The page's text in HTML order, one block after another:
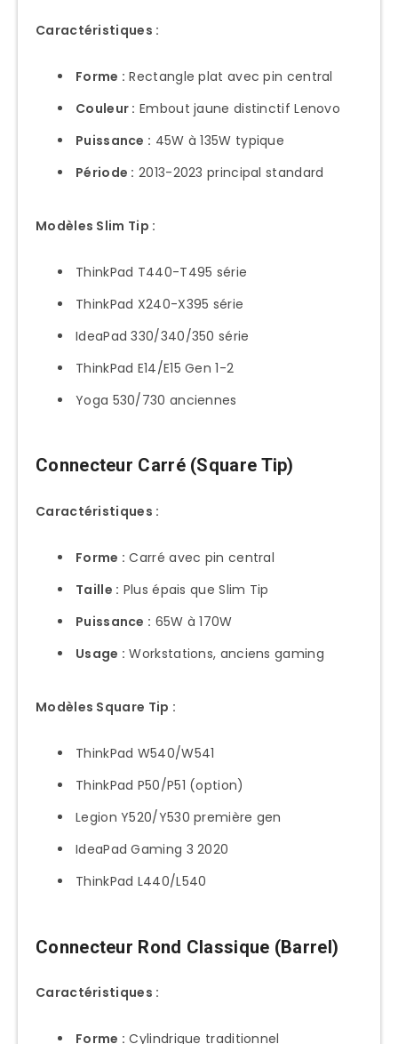
Dépannage et Problèmes Courants
Laptop Ne Charge Plus
Charge Lente Inexpliquée
Message “Chargeur Non Reconnu”
Batterie Ne Charge Pas 100%
FAQ Chargeurs Lenovo
Quel chargeur pour mon ThinkPad ?
Puis-je utiliser chargeur plus puissant
Différence Slim Tip et USB-C ?
Chargeur Legion sur ThinkPad ?
Charge lente avec USB-C ?
Garantie chargeur Lenovo ?
Où acheter chargeur Lenovo pas
Stratégies d’Achat par Profil
Caractéristiques :
Forme : Rectangle plat avec pin central
Couleur : Embout jaune distinctif Lenovo
Puissance : 45W à 135W typique
Période : 2013-2023 principal standard
Modèles Slim Tip :
ThinkPad T440-T495 série
ThinkPad X240-X395 série
IdeaPad 330/340/350 série
ThinkPad E14/E15 Gen 1-2
Yoga 530/730 anciennes
Connecteur Carré (Square Tip)
Caractéristiques :
Forme : Carré avec pin central
Taille : Plus épais que Slim Tip
Puissance : 65W à 170W
Usage : Workstations, anciens gaming
Modèles Square Tip :
ThinkPad W540/W541
ThinkPad P50/P51 (option)
Legion Y520/Y530 première gen
IdeaPad Gaming 3 2020
ThinkPad L440/L540
Connecteur Rond Classique (Barrel)
Caractéristiques :
Forme : Cylindrique traditionnel